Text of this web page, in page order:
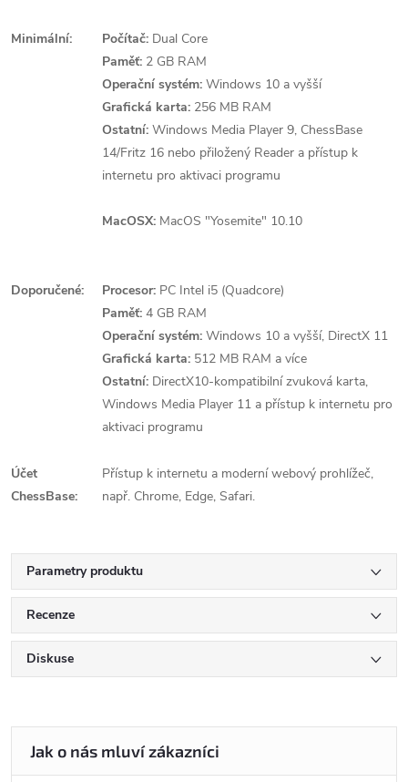
Minimální: Počítač: Dual Core
Paměť: 2 GB RAM
Operační systém: Windows 10 a vyšší
Grafická karta: 256 MB RAM
Ostatní: Windows Media Player 9, ChessBase
14/Fritz 16 nebo přiložený Reader a přístup k
internetu pro aktivaci programu
MacOSX: MacOS "Yosemite" 10.10
Doporučené: Procesor: PC Intel i5 (Quadcore)
Paměť: 4 GB RAM
Operační systém: Windows 10 a vyšší, DirectX 11
Grafická karta: 512 MB RAM a více
Ostatní: DirectX10-kompatibilní zvuková karta,
Windows Media Player 11 a přístup k internetu pro
aktivaci programu
Účet
ChessBase:
Přístup k internetu a moderní webový prohlížeč,
např. Chrome, Edge, Safari.
Parametry produktu
Recenze
Diskuse